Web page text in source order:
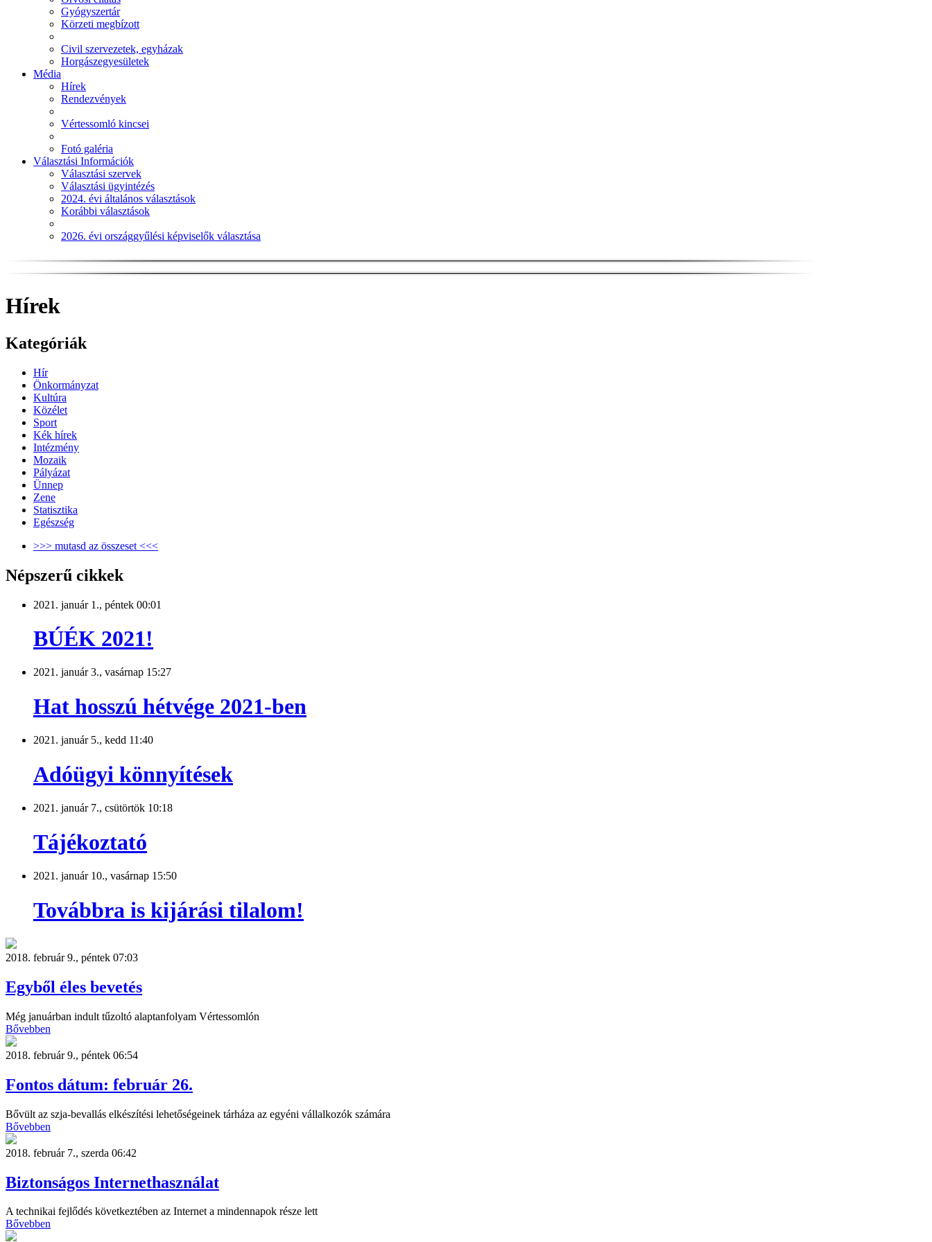
Gyógyszertár
Körzeti megbízott
Civil szervezetek, egyházak
Horgászegyesületek
Média
Hírek
Rendezvények
Vértessomló kincsei
Fotó galéria
Választási Információk
Választási szervek
Választási ügyintézés
2024. évi általános választások
Korábbi választások
2026. évi országgyűlési képviselők választása
Hírek
Kategóriák
Hír
Önkormányzat
Kultúra
Közélet
Sport
Kék hírek
Intézmény
Mozaik
Pályázat
Ünnep
Zene
Statisztika
Egészség
>>> mutasd az összeset <<<
Népszerű cikkek
2021. január 1., péntek 00:01
BÚÉK 2021!
2021. január 3., vasárnap 15:27
Hat hosszú hétvége 2021-ben
2021. január 5., kedd 11:40
Adóügyi könnyítések
2021. január 7., csütörtök 10:18
Tájékoztató
2021. január 10., vasárnap 15:50
Továbbra is kijárási tilalom!
2018. február 9., péntek 07:03
Egyből éles bevetés
Még januárban indult tűzoltó alaptanfolyam Vértessomlón
Bővebben
2018. február 9., péntek 06:54
Fontos dátum: február 26.
Bővült az szja-bevallás elkészítési lehetőségeinek tárháza az egyéni vállalkozók számára
Bővebben
2018. február 7., szerda 06:42
Biztonságos Internethasználat
A technikai fejlődés következtében az Internet a mindennapok része lett
Bővebben